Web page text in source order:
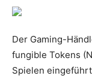
Der Gaming-
fungible Tokens
Spielen